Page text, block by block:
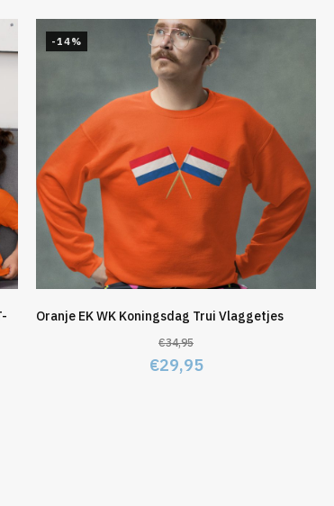
-14%
Oranje EK WK Koningsdag Trui Vlaggetjes
€34,95
Oorspronkelijke
€29,95Huidige